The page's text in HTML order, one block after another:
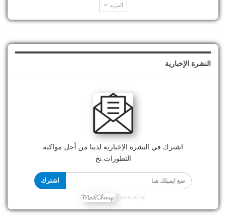
المزيد
النشرة الإخبارية
اشترك في النشرة الإخبارية لدينا من أجل مواكبة
التطورات.نخ
اشترك
Powered by